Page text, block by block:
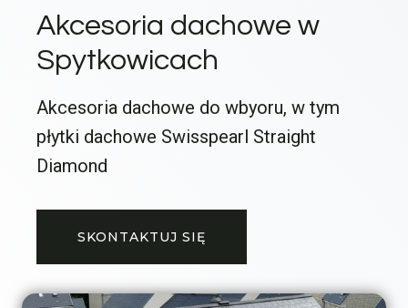
Akcesoria dachowe w
Spytkowicach
Akcesoria dachowe do wbyoru, w tym
płytki dachowe Swisspearl Straight
Diamond
SKONTAKTUJ SIĘ